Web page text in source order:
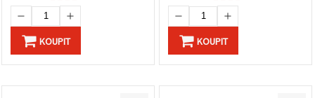
KOUPIT KOUPIT